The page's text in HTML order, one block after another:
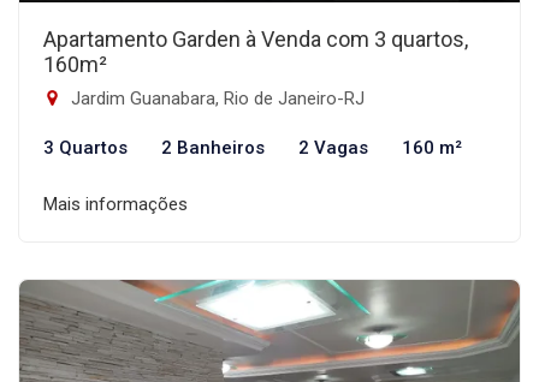
Apartamento Garden à Venda com 3 quartos,
160m²
Jardim Guanabara, Rio de Janeiro-RJ
3 Quartos 2 Banheiros 2 Vagas 160 m²
Mais informações